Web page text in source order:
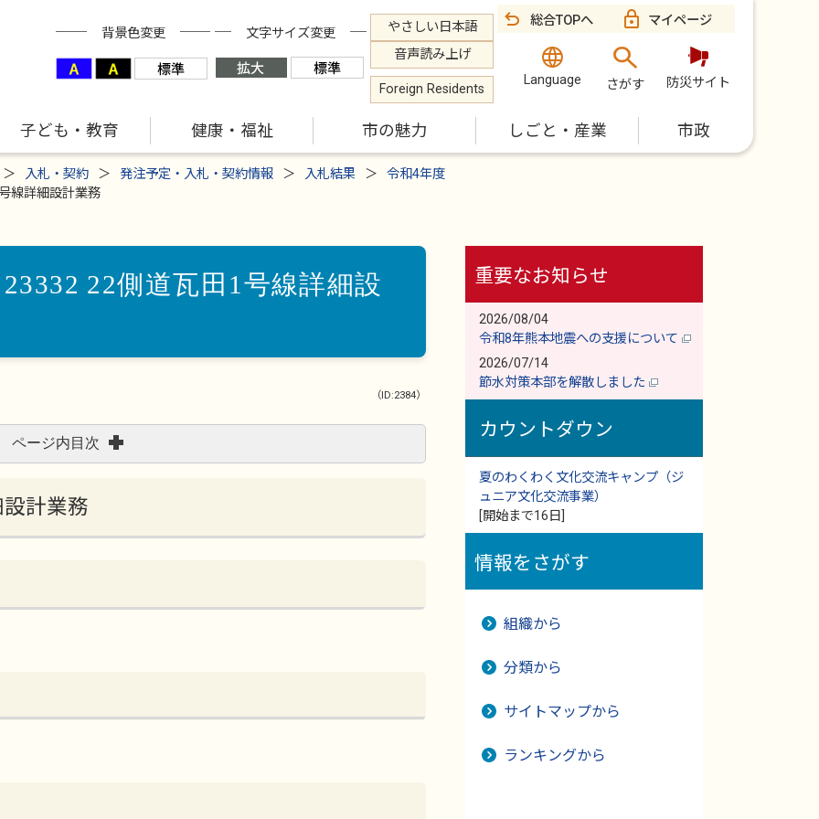
背景色変更 文字サイズ変更
やさしい日本語
音声読み上げ
Foreign Residents
総合TOPへ マイページ
Language さがす 防災サイト
子ども・教育 健康・福祉 市の魅力 しごと・産業 市政
入札・契約 発注予定・入札・契約情報 入札結果
令和4年度
線詳細設計業務
22側道瓦田1号線詳細設
（ID:2384）
ページ内目次
計業務
重要なお知らせ
2026/08/04
令和8年熊本地震への支援について
2026/07/14
節水対策本部を解散しました
カウントダウン
夏のわくわく文化交流キャンプ（ジ
ュニア文化交流事業）
[開始まで16日]
情報をさがす
組織から
分類から
サイトマップから
ランキングから